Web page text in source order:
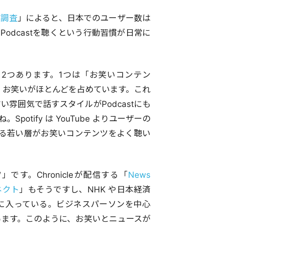
査」によると、日本でのユーザー数は
を聴くという行動習慣が日常に
つあります。1つは「お笑いコンテン
笑いがほとんどを占めています。これ
雰囲気で話すスタイルがPodcastにも
。Spotify は YouTube よりユーザーの
若い層がお笑いコンテンツをよく聴い
です。Chronicleが配信する「 News
ト」もそうですし、NHK や日本経済
入っている。ビジネスパーソンを中心
す。このように、お笑いとニュースが